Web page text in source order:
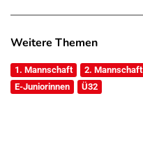
Weitere Themen
1. Mannschaft 2. Mannschaft
E-Juniorinnen
Ü32